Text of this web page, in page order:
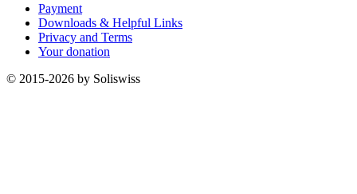
Payment
Downloads & Helpful Links
Privacy and Terms
Your donation
© 2015-2026 by Soliswiss